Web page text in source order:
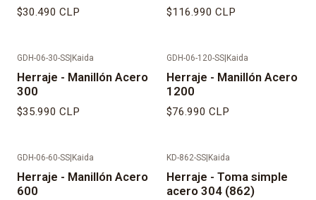
$30.490 CLP $116.990 CLP
GDH-06-30-SS Kaida
Herraje - Manillón Acero
300
$35.990 CLP
GDH-06-120-SS Kaida
Herraje - Manillón Acero
1200
$76.990 CLP
GDH-06-60-SS|Kaida
Herraje - Manillón Acero
600
KD-862-SS|Kaida
Herraje - Toma simple
acero 304 (862)